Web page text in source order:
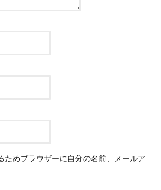
ためブラウザーに自分の名前、メールア